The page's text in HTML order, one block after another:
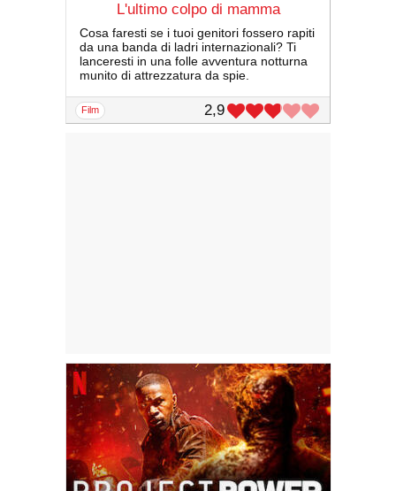
L'ultimo colpo di mamma
Cosa faresti se i tuoi genitori fossero rapiti
da una banda di ladri internazionali? Ti
lanceresti in una folle avventura notturna
munito di attrezzatura da spie.
film 2,9